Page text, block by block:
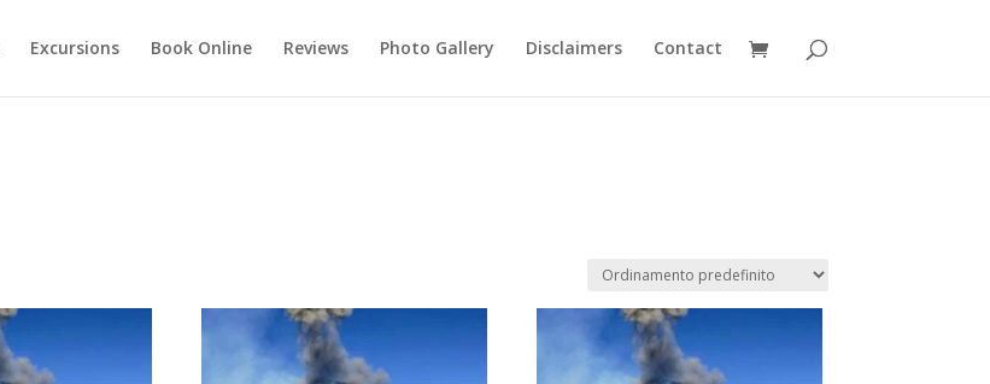
Excursions Book Online Reviews Photo Gallery Disclaimers Contact